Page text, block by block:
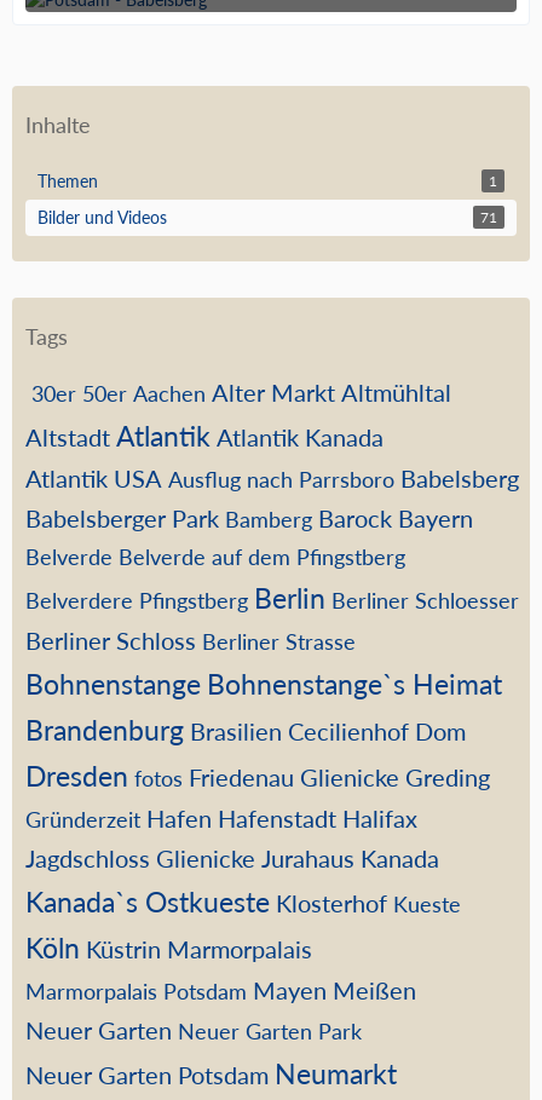
26. Dezember 2021 um 16:41
Inhalte
Themen 1
Bilder und Videos 71
Tags
30er 50er Aachen Alter Markt Altmühltal
Altstadt Atlantik Atlantik Kanada
Atlantik USA Ausflug nach Parrsboro Babelsberg
Babelsberger Park Bamberg Barock Bayern
Belverde Belverde auf dem Pfingstberg
Belverdere Pfingstberg Berlin Berliner Schloesser
Berliner Schloss Berliner Strasse
Bohnenstange Bohnenstange`s Heimat
Brandenburg Brasilien Cecilienhof Dom
Dresden fotos Friedenau Glienicke Greding
Gründerzeit Hafen Hafenstadt Halifax
Jagdschloss Glienicke Jurahaus Kanada
Kanada`s Ostkueste Klosterhof Kueste
Köln Küstrin Marmorpalais
Marmorpalais Potsdam Mayen Meißen
Neuer Garten Neuer Garten Park
Neuer Garten Potsdam Neumarkt